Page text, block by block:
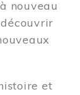
nouveau
et